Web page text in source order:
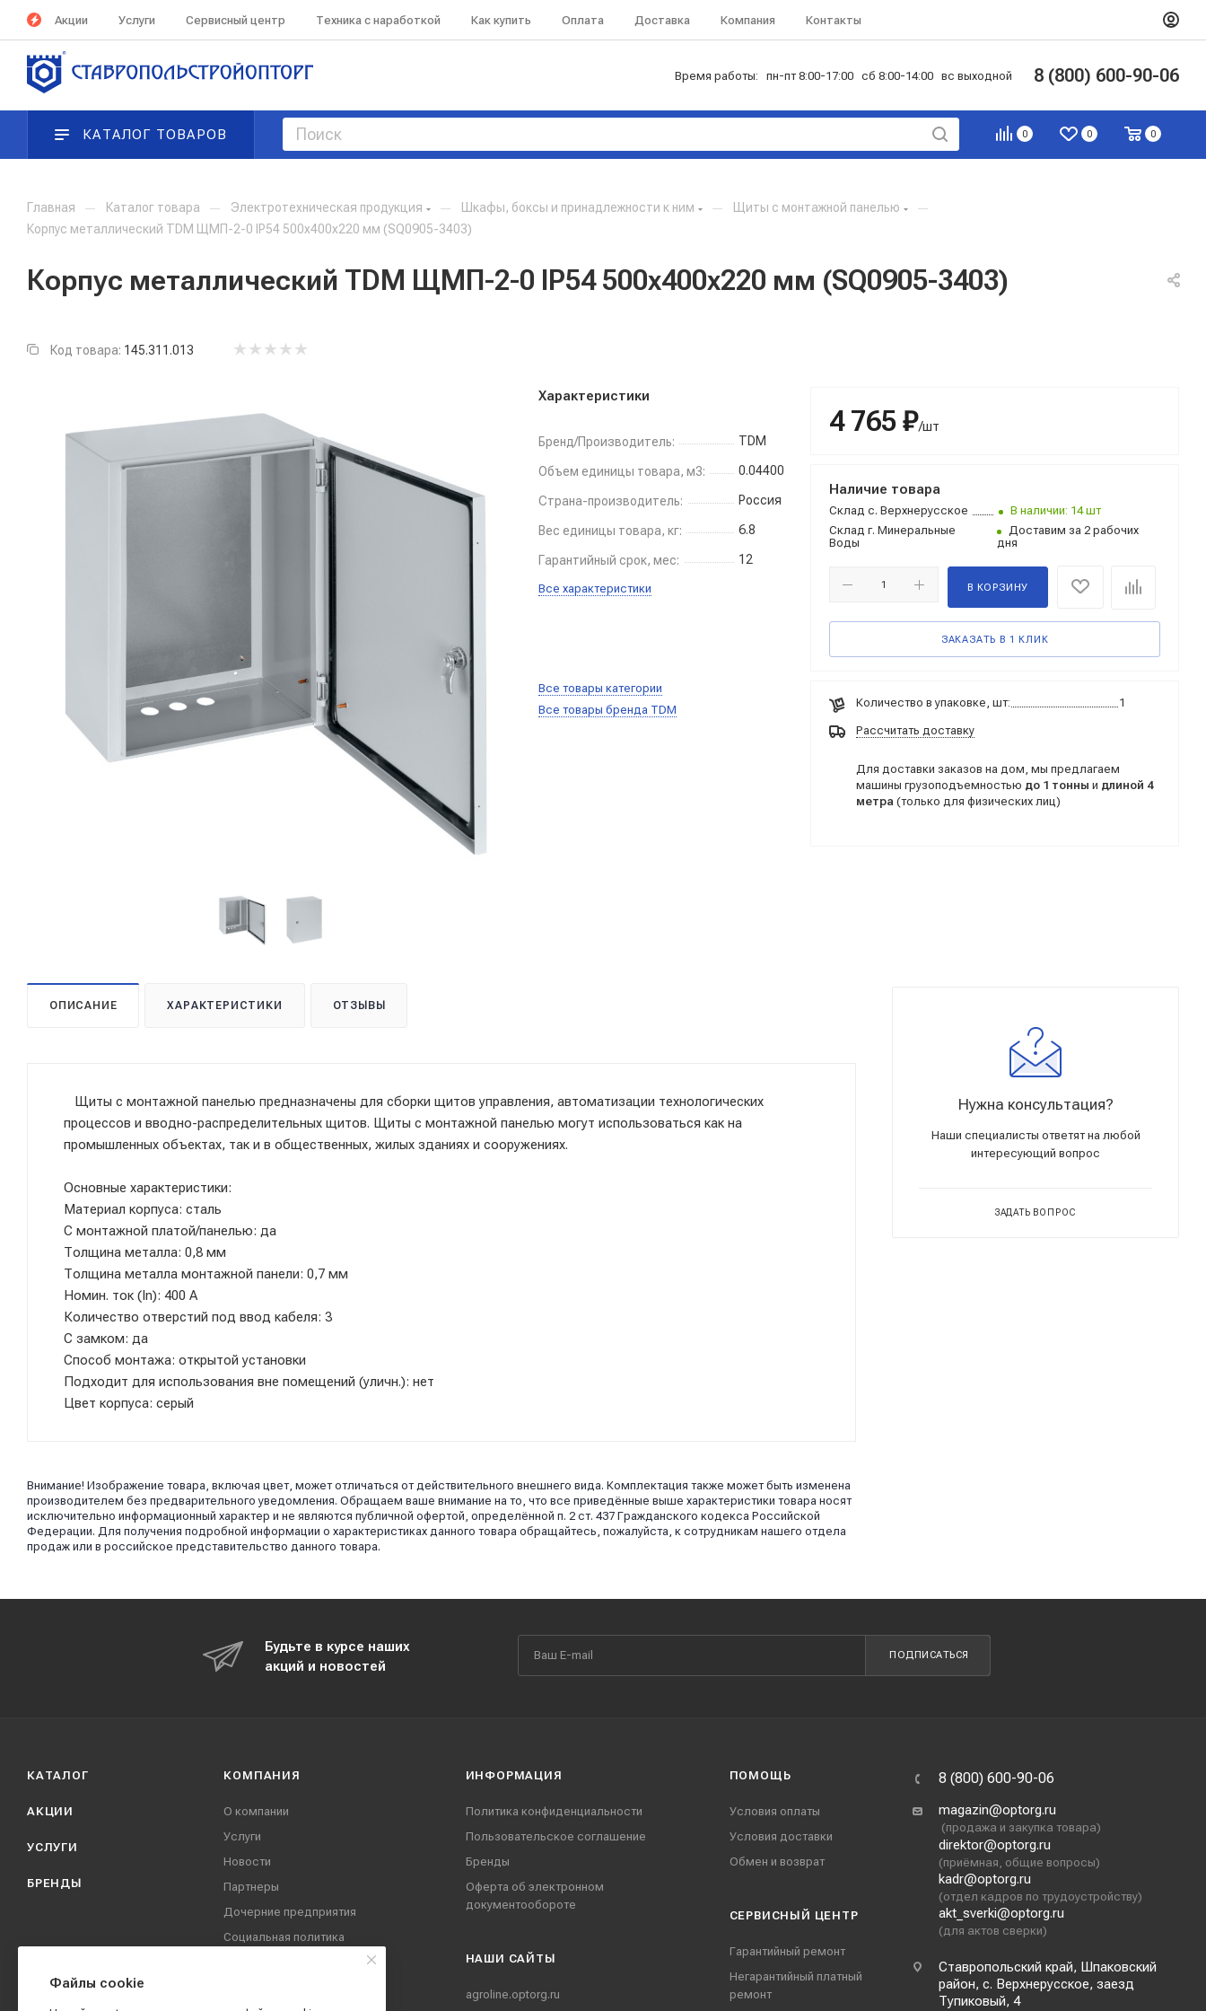
Акции Услуги Сервисный центр Техника с наработкой Как купить Оплата Доставка Компания Контакты
Время работы: пн-пт 8:00-17:00 сб 8:00-14:00 вс выходной 8 (800) 600-90-06
0 0 0
КАТАЛОГ ТОВАРОВ
Главная — Каталог товара — Электротехническая продукция — Шкафы, боксы и принадлежности к ним — Щиты с монтажной панелью —
Корпус металлический TDM ЩМП-2-0 IP54 500х400х220 мм (SQ0905-3403)
Корпус металлический TDM ЩМП-2-0 IP54 500х400х220 мм (SQ0905-3403)
Код товара: 145.311.013
Характеристики
Бренд/Производитель: TDM
Объем единицы товара, м3: 0.04400
Страна-производитель: Россия
Вес единицы товара, кг: 6.8
Гарантийный срок, мес: 12
Все характеристики
Все товары категории
Все товары бренда TDM
4 765 ₽/шт
Наличие товара
Склад с. Верхнерусское
В наличии: 14 шт
Склад г. Минеральные
Воды
Доставим за 2 рабочих
дня
В КОРЗИНУ
ЗАКАЗАТЬ В 1 КЛИК
Количество в упаковке, шт: 1
Рассчитать доставку
Для доставки заказов на дом, мы предлагаем
машины грузоподъемностью до 1 тонны и длиной 4
метра (только для физических лиц)
ОПИСАНИЕ ХАРАКТЕРИСТИКИ ОТЗЫВЫ
Щиты с монтажной панелью предназначены для сборки щитов управления, автоматизации технологических
процессов и вводно-распределительных щитов. Щиты с монтажной панелью могут использоваться как на
промышленных объектах, так и в общественных, жилых зданиях и сооружениях.
Основные характеристики:
Материал корпуса: сталь
С монтажной платой/панелью: да
Толщина металла: 0,8 мм
Толщина металла монтажной панели: 0,7 мм
Номин. ток (In): 400 А
Количество отверстий под ввод кабеля: 3
С замком: да
Способ монтажа: открытой установки
Подходит для использования вне помещений (уличн.): нет
Цвет корпуса: серый
Внимание! Изображение товара, включая цвет, может отличаться от действительного внешнего вида. Комплектация также может быть изменена
производителем без предварительного уведомления. Обращаем ваше внимание на то, что все приведённые выше характеристики товара носят
исключительно информационный характер и не являются публичной офертой, определённой п. 2 ст. 437 Гражданского кодекса Российской
Федерации. Для получения подробной информации о характеристиках данного товара обращайтесь, пожалуйста, к сотрудникам нашего отдела
продаж или в российское представительство данного товара.
Нужна консультация?
Наши специалисты ответят на любой
интересующий вопрос
ЗАДАТЬ ВОПРОС
Будьте в курсе наших
акций и новостей
ПОДПИСАТЬСЯ
КАТАЛОГ
АКЦИИ
УСЛУГИ
БРЕНДЫ
КОМПАНИЯ
О компании
Услуги
Новости
Партнеры
Дочерние предприятия
Социальная политика
Вакансии
ИНФОРМАЦИЯ
Политика конфиденциальности
Пользовательское соглашение
Бренды
Оферта об электронном
документообороте
НАШИ CАЙТЫ
agroline.optorg.ru
ПОМОЩЬ
Условия оплаты
Условия доставки
Обмен и возврат
СЕРВИСНЫЙ ЦЕНТР
Гарантийный ремонт
Негарантийный платный
ремонт
8 (800) 600-90-06
magazin@optorg.ru
(продажа и закупка товара)
direktor@optorg.ru
(приёмная, общие вопросы)
kadr@optorg.ru
(отдел кадров по трудоустройству)
akt_sverki@optorg.ru
(для актов сверки)
Ставропольский край, Шпаковский
район, с. Верхнерусское, заезд
Тупиковый, 4
Файлы cookie